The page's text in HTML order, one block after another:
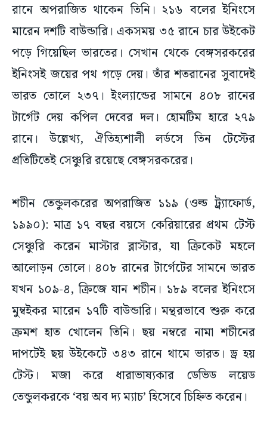
রানে অপরাজিত থাকেন তিনি। ২১৬ বলের ইনিংসে
মারেন দশটি বাউন্ডারি। একসময় ৩৫ রানে চার উইকেট
পড়ে গিয়েছিল ভারতের। সেখান থেকে বেঙ্গসরকরের
ইনিংসই জয়ের পথ গড়ে দেয়। তাঁর শতরানের সুবাদেই
ভারত তোলে ২৩৭। ইংল্যান্ডের সামনে ৪০৮ রানের
টার্গেট দেয় কপিল দেবের দল। হোমটিম হারে ২৭৯
রানে। উল্লেখ্য, ঐতিহ্যশালী লর্ডসে তিন টেস্টের
প্রতিটিতেই সেঞ্চুরি রয়েছে বেঙ্গসরকরের।
শচীন তেন্ডুলকরের অপরাজিত ১১৯ (ওল্ড ট্র্যাফোর্ড,
১৯৯০): মাত্র ১৭ বছর বয়সে কেরিয়ারের প্রথম টেস্ট
সেঞ্চুরি করেন মাস্টার ব্লাস্টার, যা ক্রিকেট মহলে
আলোড়ন তোলে। ৪০৮ রানের টার্গেটের সামনে ভারত
যখন ১০৯-৪, ক্রিজে যান শচীন। ১৮৯ বলের ইনিংসে
মুম্বইকর মারেন ১৭টি বাউন্ডারি। মন্থরভাবে শুরু করে
ক্রমশ হাত খোলেন তিনি। ছয় নম্বরে নামা শচীনের
দাপটেই ছয় উইকেটে ৩৪৩ রানে থামে ভারত। ড্র হয়
টেস্ট। মজা করে ধারাভাষ্যকার ডেভিড লয়েড
তেন্ডুলকরকে ‘বয় অব দ্য ম্যাচ’ হিসেবে চিহ্নিত করেন।